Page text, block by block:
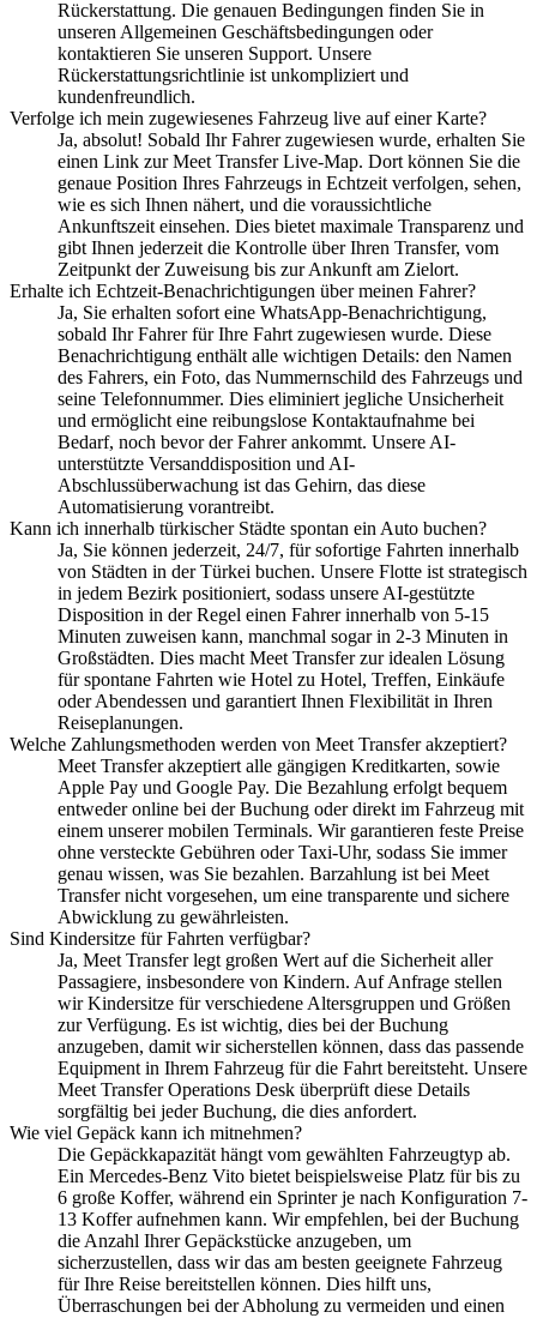
Rückerstattung. Die genauen Bedingungen finden Sie in
unseren Allgemeinen Geschäftsbedingungen oder
kontaktieren Sie unseren Support. Unsere
Rückerstattungsrichtlinie ist unkompliziert und
kundenfreundlich.
Verfolge ich mein zugewiesenes Fahrzeug live auf einer Karte?
Ja, absolut! Sobald Ihr Fahrer zugewiesen wurde, erhalten Sie
einen Link zur Meet Transfer Live-Map. Dort können Sie die
genaue Position Ihres Fahrzeugs in Echtzeit verfolgen, sehen,
wie es sich Ihnen nähert, und die voraussichtliche
Ankunftszeit einsehen. Dies bietet maximale Transparenz und
gibt Ihnen jederzeit die Kontrolle über Ihren Transfer, vom
Zeitpunkt der Zuweisung bis zur Ankunft am Zielort.
Erhalte ich Echtzeit-Benachrichtigungen über meinen Fahrer?
Ja, Sie erhalten sofort eine WhatsApp-Benachrichtigung,
sobald Ihr Fahrer für Ihre Fahrt zugewiesen wurde. Diese
Benachrichtigung enthält alle wichtigen Details: den Namen
des Fahrers, ein Foto, das Nummernschild des Fahrzeugs und
seine Telefonnummer. Dies eliminiert jegliche Unsicherheit
und ermöglicht eine reibungslose Kontaktaufnahme bei
Bedarf, noch bevor der Fahrer ankommt. Unsere AI-
unterstützte Versanddisposition und AI-
Abschlussüberwachung ist das Gehirn, das diese
Automatisierung vorantreibt.
Kann ich innerhalb türkischer Städte spontan ein Auto buchen?
Ja, Sie können jederzeit, 24/7, für sofortige Fahrten innerhalb
von Städten in der Türkei buchen. Unsere Flotte ist strategisch
in jedem Bezirk positioniert, sodass unsere AI-gestützte
Disposition in der Regel einen Fahrer innerhalb von 5-15
Minuten zuweisen kann, manchmal sogar in 2-3 Minuten in
Großstädten. Dies macht Meet Transfer zur idealen Lösung
für spontane Fahrten wie Hotel zu Hotel, Treffen, Einkäufe
oder Abendessen und garantiert Ihnen Flexibilität in Ihren
Reiseplanungen.
Welche Zahlungsmethoden werden von Meet Transfer akzeptiert?
Meet Transfer akzeptiert alle gängigen Kreditkarten, sowie
Apple Pay und Google Pay. Die Bezahlung erfolgt bequem
entweder online bei der Buchung oder direkt im Fahrzeug mit
einem unserer mobilen Terminals. Wir garantieren feste Preise
ohne versteckte Gebühren oder Taxi-Uhr, sodass Sie immer
genau wissen, was Sie bezahlen. Barzahlung ist bei Meet
Transfer nicht vorgesehen, um eine transparente und sichere
Abwicklung zu gewährleisten.
Sind Kindersitze für Fahrten verfügbar?
Ja, Meet Transfer legt großen Wert auf die Sicherheit aller
Passagiere, insbesondere von Kindern. Auf Anfrage stellen
wir Kindersitze für verschiedene Altersgruppen und Größen
zur Verfügung. Es ist wichtig, dies bei der Buchung
anzugeben, damit wir sicherstellen können, dass das passende
Equipment in Ihrem Fahrzeug für die Fahrt bereitsteht. Unsere
Meet Transfer Operations Desk überprüft diese Details
sorgfältig bei jeder Buchung, die dies anfordert.
Wie viel Gepäck kann ich mitnehmen?
Die Gepäckkapazität hängt vom gewählten Fahrzeugtyp ab.
Ein Mercedes-Benz Vito bietet beispielsweise Platz für bis zu
6 große Koffer, während ein Sprinter je nach Konfiguration 7-
13 Koffer aufnehmen kann. Wir empfehlen, bei der Buchung
die Anzahl Ihrer Gepäckstücke anzugeben, um
sicherzustellen, dass wir das am besten geeignete Fahrzeug
für Ihre Reise bereitstellen können. Dies hilft uns,
Überraschungen bei der Abholung zu vermeiden und einen